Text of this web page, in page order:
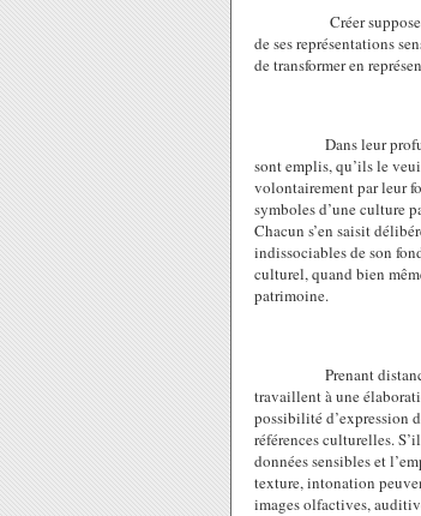
Créer
de ses représentations
de transformer en
Dans leur
sont emplis, qu’ils le
volontairement par leur
symboles d’une culture
Chacun s’en saisit
indissociables de son
culturel, quand bien
patrimoine.
Prenant
travaillent à une
possibilité d’expression
références culturelles.
données sensibles et
texture, intonation
images olfactives,